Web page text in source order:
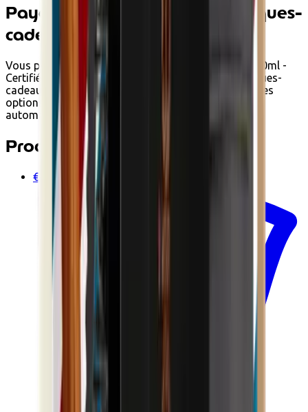
Payer avec Ecochèques et Chèques-
cadeaux
Vous pouvez payer Gel nettoyant visage Homme 100ml -
Certifié Bio chez Ecoshop avec Ecochèques et Chèques-
cadeaux Edenred lorsqu'il respecte les conditions. Les
options de paiement disponibles s'affichent
automatiquement au paiement.
Produits associés
€42.90